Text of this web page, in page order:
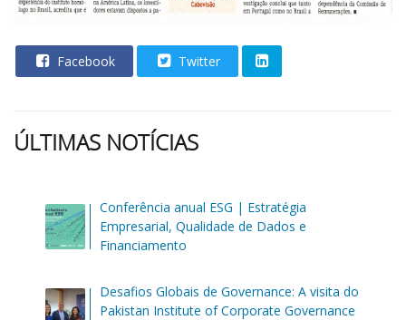
Facebook Twitter
ÚLTIMAS NOTÍCIAS
Conferência anual ESG | Estratégia
Empresarial, Qualidade de Dados e
Financiamento
Desafios Globais de Governance: A visita do
Pakistan Institute of Corporate Governance